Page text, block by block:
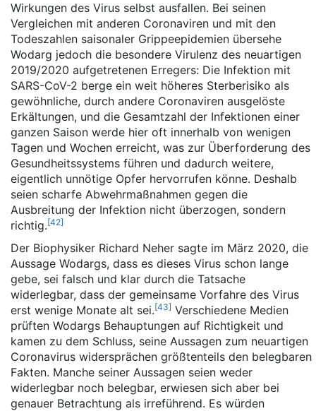
Wirkungen des Virus selbst ausfallen. Bei seinen
Vergleichen mit anderen Coronaviren und mit den
Todeszahlen saisonaler Grippeepidemien übersehe
Wodarg jedoch die besondere Virulenz des neuartigen
2019/2020 aufgetretenen Erregers: Die Infektion mit
SARS-CoV-2 berge ein weit höheres Sterberisiko als
gewöhnliche, durch andere Coronaviren ausgelöste
Erkältungen, und die Gesamtzahl der Infektionen einer
ganzen Saison werde hier oft innerhalb von wenigen
Tagen und Wochen erreicht, was zur Überforderung des
Gesundheitssystems führen und dadurch weitere,
eigentlich unnötige Opfer hervorrufen könne. Deshalb
seien scharfe Abwehrmaßnahmen gegen die
Ausbreitung der Infektion nicht überzogen, sondern
richtig.[42]
Der Biophysiker Richard Neher sagte im März 2020, die
Aussage Wodargs, dass es dieses Virus schon lange
gebe, sei falsch und klar durch die Tatsache
widerlegbar, dass der gemeinsame Vorfahre des Virus
erst wenige Monate alt sei.[43] Verschiedene Medien
prüften Wodargs Behauptungen auf Richtigkeit und
kamen zu dem Schluss, seine Aussagen zum neuartigen
Coronavirus widersprächen größtenteils den belegbaren
Fakten. Manche seiner Aussagen seien weder
widerlegbar noch belegbar, erwiesen sich aber bei
genauer Betrachtung als irreführend. Es würden